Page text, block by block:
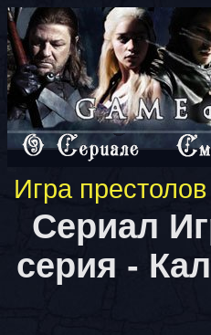
Игра престолов
Сериал
серия -